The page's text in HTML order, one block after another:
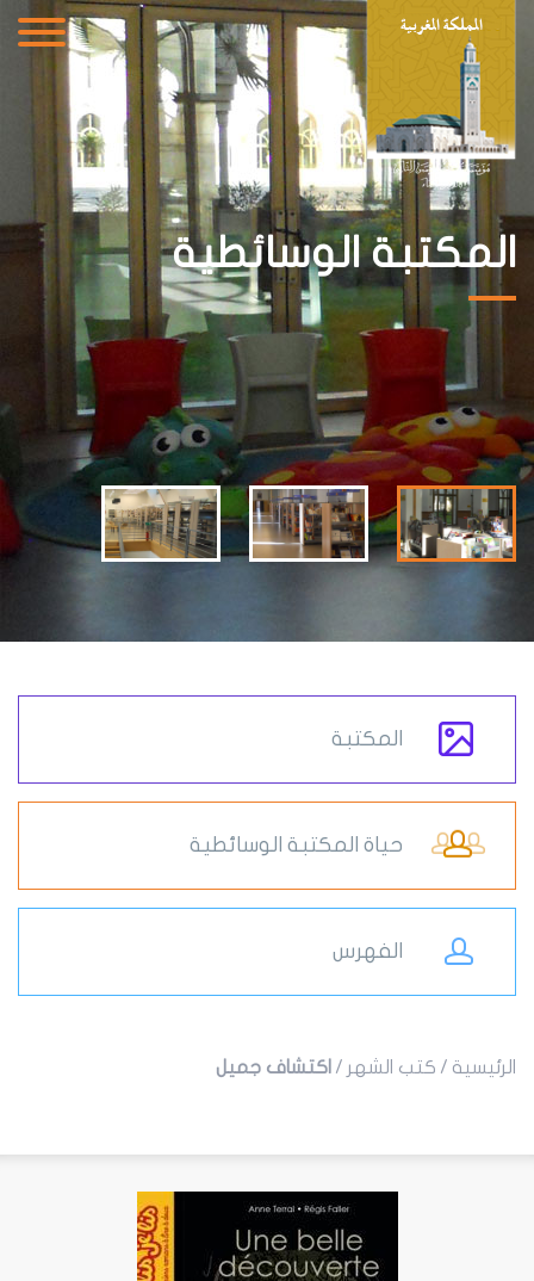
المكتبة الوسائطية
المكتبة
حياة المكتبة الوسائطية
الفهرس
الرئيسية / كتب الشهر / اكتشاف جميل